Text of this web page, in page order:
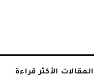
المقالات الأكثر قراءة